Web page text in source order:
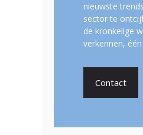
nieuwste
sector te
de kronkelige
verkennen,
Contact